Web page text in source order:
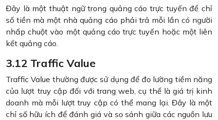
Đây là một thuật ngữ trong quảng cáo trực tuyến để chỉ
số tiền mà một nhà quảng cáo phải trả mỗi lần có người
nhấp chuột vào một quảng cáo trực tuyến hoặc một liên
kết quảng cáo.
3.12 Traffic Value
Traffic Value thường được sử dụng để đo lường tiềm năng
của lượt truy cập đối với trang web, cụ thể là giá trị kinh
doanh mà mỗi lượt truy cập có thể mang lại. Đây là một
chỉ số hữu ích để đánh giá và so sánh giữa các nguồn lưu